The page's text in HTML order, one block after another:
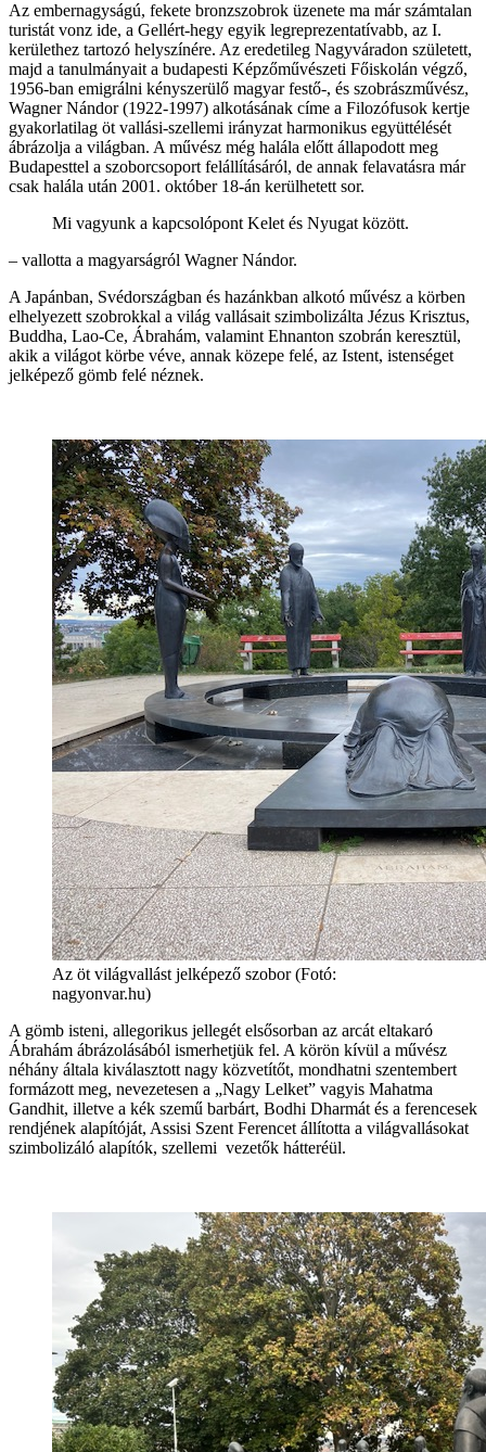
Az embernagyságú, fekete bronzszobrok üzenete ma már számtalan
turistát vonz ide, a Gellért-hegy egyik legreprezentatívabb, az I.
kerülethez tartozó helyszínére. Az eredetileg Nagyváradon született,
majd a tanulmányait a budapesti Képzőművészeti Főiskolán végző,
1956-ban emigrálni kényszerülő magyar festő-, és szobrászművész,
Wagner Nándor (1922-1997) alkotásának címe a Filozófusok kertje
gyakorlatilag öt vallási-szellemi irányzat harmonikus együttélését
ábrázolja a világban. A művész még halála előtt állapodott meg
Budapesttel a szoborcsoport felállításáról, de annak felavatásra már
csak halála után 2001. október 18-án kerülhetett sor.
Mi vagyunk a kapcsolópont Kelet és Nyugat között.
– vallotta a magyarságról Wagner Nándor.
A Japánban, Svédországban és hazánkban alkotó művész a körben
elhelyezett szobrokkal a világ vallásait szimbolizálta Jézus Krisztus,
Buddha, Lao-Ce, Ábrahám, valamint Ehnanton szobrán keresztül,
akik a világot körbe véve, annak közepe felé, az Istent, istenséget
jelképező gömb felé néznek.
Az öt világvallást jelképező szobor (Fotó:
nagyonvar.hu)
A gömb isteni, allegorikus jellegét elsősorban az arcát eltakaró
Ábrahám ábrázolásából ismerhetjük fel. A körön kívül a művész
néhány általa kiválasztott nagy közvetítőt, mondhatni szentembert
formázott meg, nevezetesen a „Nagy Lelket” vagyis Mahatma
Gandhit, illetve a kék szemű barbárt, Bodhi Dharmát és a ferencesek
rendjének alapítóját, Assisi Szent Ferencet állította a világvallásokat
szimbolizáló alapítók, szellemi vezetők hátteréül.